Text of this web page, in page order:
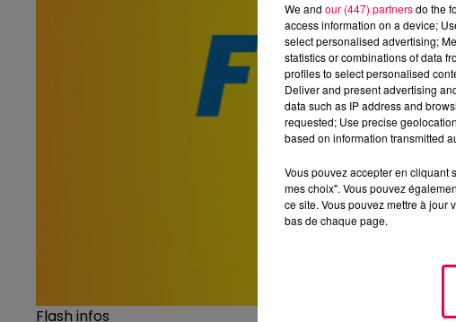
Flash infos
We and our (447) partnersdo the
access information on a device;
select personalised advertising;
statistics or combinations of data
profiles to select personalised
Deliver and present advertising
data such as IP address and
requested; Use precise
based on information transmitted
Vous pouvez accepter en cliquant
mes choix". Vous pouvez
ce site. Vous pouvez mettre à jour
bas de chaque page.